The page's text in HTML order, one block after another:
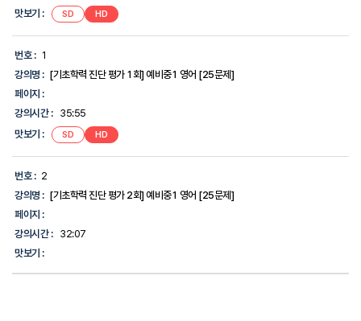
번
강
의
명,
강
의
간,
맛
보
대
한
보
를
공
맛보기 :
SD HD
번호 : 1
강의명 : [기초학력 진단 평가 1회] 예비중1 영어 [25문제]
페이지 :
강의시간 :
35:55
맛보기 :
SD HD
번호 : 2
강의명 : [기초학력 진단 평가 2회] 예비중1 영어 [25문제]
페이지 :
강의시간 :
32:07
맛보기 :